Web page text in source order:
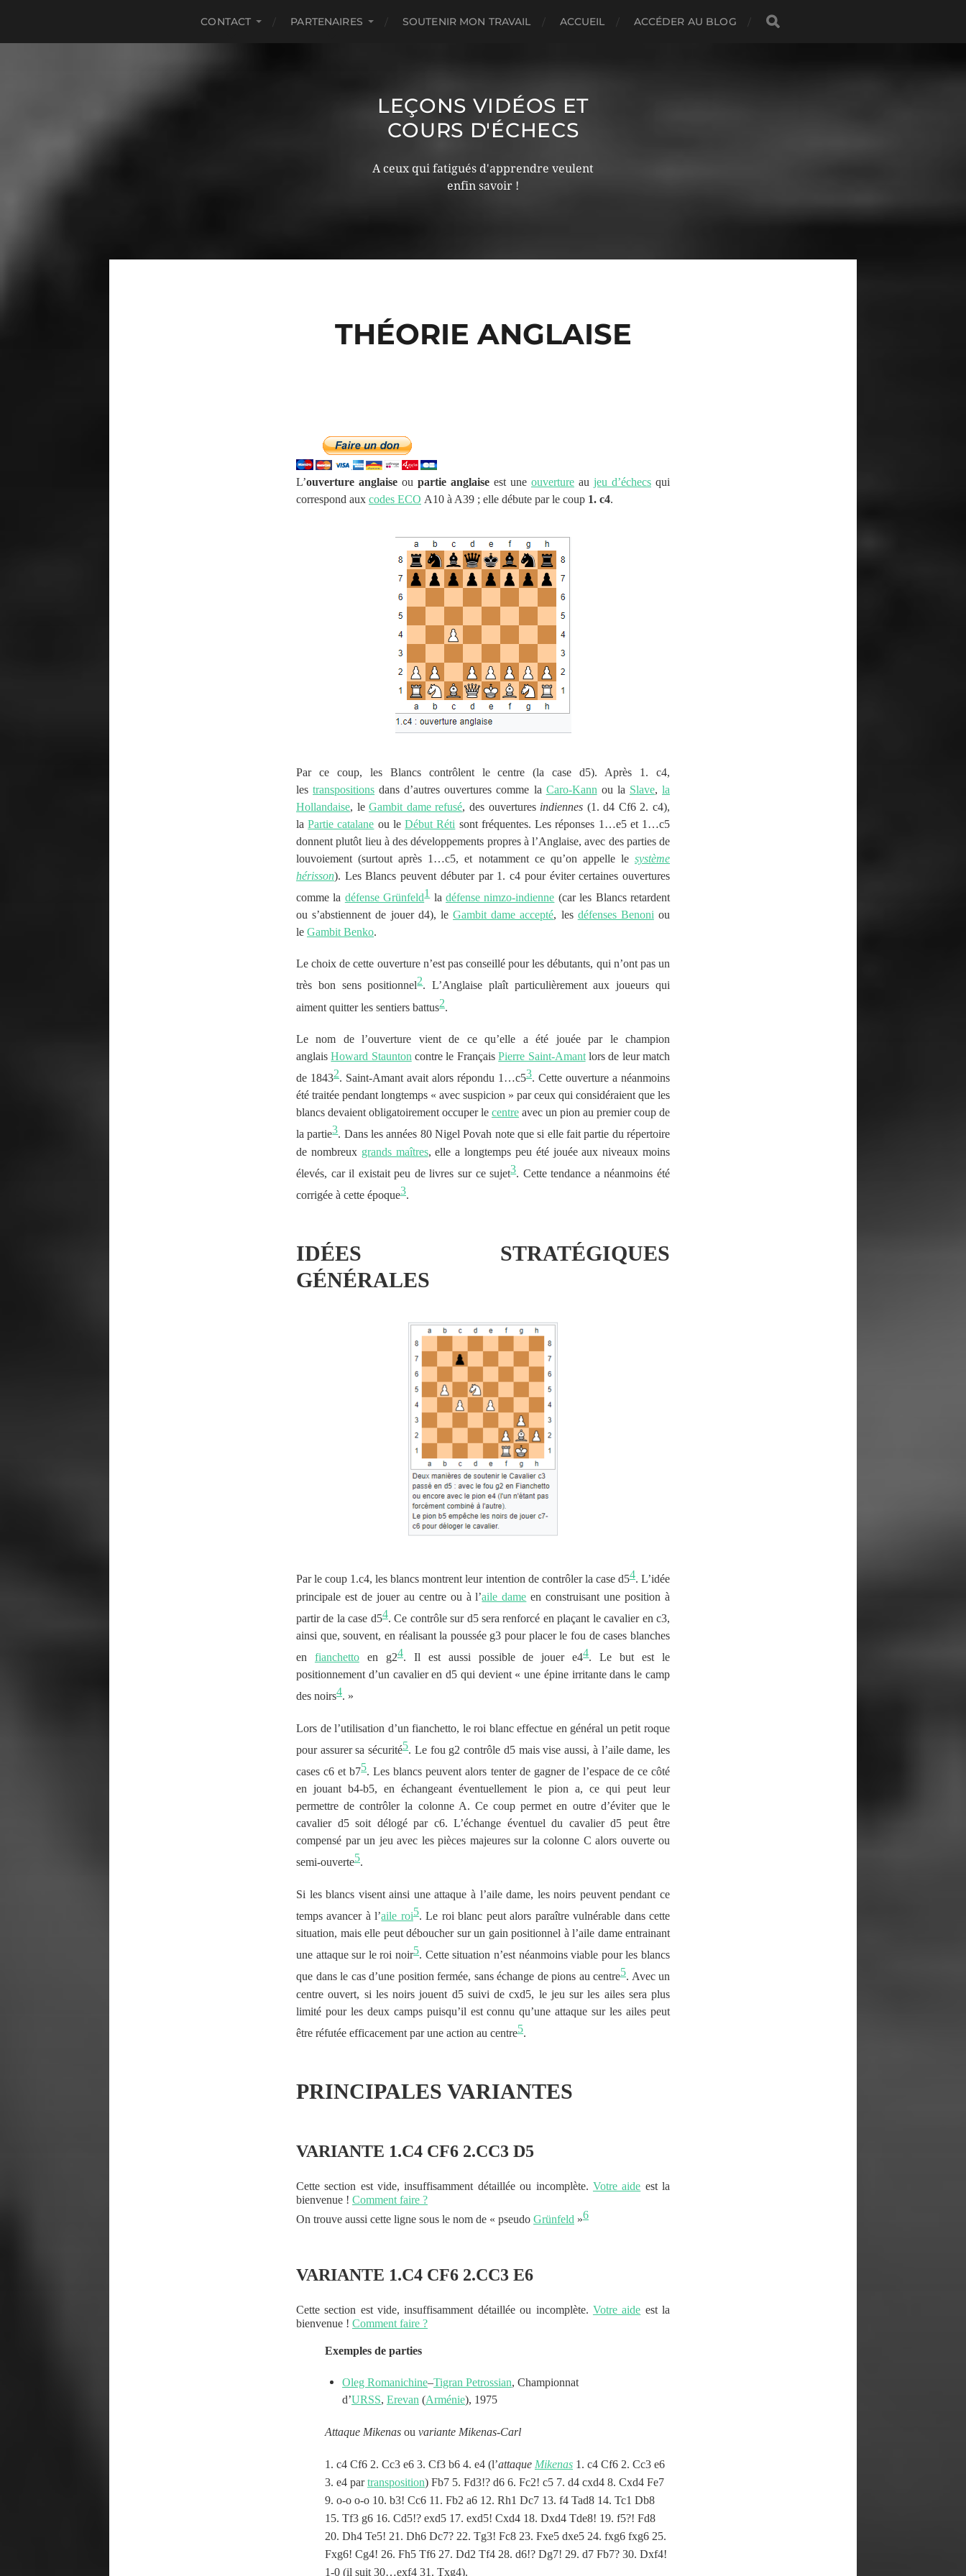
CONTACT PARTENAIRES SOUTENIR MON TRAVAIL ACCUEIL ACCÉDER AU BLOG
LEÇONS VIDÉOS ET
COURS D'ÉCHECS
A ceux qui fatigués d'apprendre veulent
enfin savoir !
THÉORIE ANGLAISE
L’ouverture anglaise ou partie anglaise est une ouverture au jeu d’échecs qui
correspond aux codes ECO A10 à A39 ; elle débute par le coup 1. c4.
Par ce coup, les Blancs contrôlent le centre (la case d5). Après 1. c4,
lestranspositions dans d’autres ouvertures comme la Caro-Kann ou la Slave,la
Hollandaise, leGambit dame refusé, des ouvertures indiennes (1. d4 Cf6 2. c4),
laPartie catalane ou leDébut Réti sont fréquentes. Les réponses 1…e5 et 1…c5
donnent plutôt lieu à des développements propres à l’Anglaise, avec des parties de
louvoiement (surtout après 1…c5, et notamment ce qu’on appelle le système
hérisson). Les Blancs peuvent débuter par 1. c4 pour éviter certaines ouvertures
comme la défense Grünfeld1ladéfense nimzo-indienne (car les Blancs retardent
ou s’abstiennent de jouer d4), le Gambit dame accepté, les défenses Benoni ou
le Gambit Benko.
Le choix de cette ouverture n’est pas conseillé pour les débutants, qui n’ont pas un
très bon sens positionnel2. L’Anglaise plaît particulièrement aux joueurs qui
aiment quitter les sentiers battus2.
Le nom de l’ouverture vient de ce qu’elle a été jouée par le champion
anglaisHoward Staunton contre le FrançaisPierre Saint-Amantlors de leur match
de 18432. Saint-Amant avait alors répondu 1…c53. Cette ouverture a néanmoins
été traitée pendant longtemps « avec suspicion » par ceux qui considéraient que les
blancs devaient obligatoirement occuper le centre avec un pion au premier coup de
la partie3. Dans les années 80 Nigel Povah note que si elle fait partie du répertoire
de nombreux grands maîtres, elle a longtemps peu été jouée aux niveaux moins
élevés, car il existait peu de livres sur ce sujet3. Cette tendance a néanmoins été
corrigée à cette époque3.
IDÉES STRATÉGIQUES
GÉNÉRALES
Par le coup 1.c4, les blancs montrent leur intention de contrôler la case d54. L’idée
principale est de jouer au centre ou à l’aile dame en construisant une position à
partir de la case d54. Ce contrôle sur d5 sera renforcé en plaçant le cavalier en c3,
ainsi que, souvent, en réalisant la poussée g3 pour placer le fou de cases blanches
en fianchettoen g24. Il est aussi possible de jouer e44. Le but est le
positionnement d’un cavalier en d5 qui devient « une épine irritante dans le camp
des noirs4. »
Lors de l’utilisation d’un fianchetto, le roi blanc effectue en général un petit roque
pour assurer sa sécurité5. Le fou g2 contrôle d5 mais vise aussi, à l’aile dame, les
cases c6 et b75. Les blancs peuvent alors tenter de gagner de l’espace de ce côté
en jouant b4-b5, en échangeant éventuellement le pion a, ce qui peut leur
permettre de contrôler la colonne A. Ce coup permet en outre d’éviter que le
cavalier d5 soit délogé par c6. L’échange éventuel du cavalier d5 peut être
compensé par un jeu avec les pièces majeures sur la colonne C alors ouverte ou
semi-ouverte5.
Si les blancs visent ainsi une attaque à l’aile dame, les noirs peuvent pendant ce
temps avancer à l’aile roi5. Le roi blanc peut alors paraître vulnérable dans cette
situation, mais elle peut déboucher sur un gain positionnel à l’aile dame entrainant
une attaque sur le roi noir5. Cette situation n’est néanmoins viable pour les blancs
que dans le cas d’une position fermée, sans échange de pions au centre5. Avec un
centre ouvert, si les noirs jouent d5 suivi de cxd5, le jeu sur les ailes sera plus
limité pour les deux camps puisqu’il est connu qu’une attaque sur les ailes peut
être réfutée efficacement par une action au centre5.
PRINCIPALES VARIANTES
VARIANTE 1.C4 CF6 2.CC3 D5
Cette section est vide, insuffisamment détaillée ou incomplète. Votre aide est la
bienvenue ! Comment faire ?
On trouve aussi cette ligne sous le nom de « pseudo Grünfeld »6
VARIANTE 1.C4 CF6 2.CC3 E6
Cette section est vide, insuffisamment détaillée ou incomplète. Votre aide est la
bienvenue ! Comment faire ?
Exemples de parties
Oleg Romanichine–Tigran Petrossian, Championnat
d’URSS, Erevan (Arménie), 1975
Attaque Mikenas ou variante Mikenas-Carl
1. c4 Cf6 2. Cc3 e6 3. Cf3 b6 4. e4 (l’attaque Mikenas 1. c4 Cf6 2. Cc3 e6
3. e4 partransposition) Fb7 5. Fd3!? d6 6. Fc2! c5 7. d4 cxd4 8. Cxd4 Fe7
9. o-o o-o 10. b3! Cc6 11. Fb2 a6 12. Rh1 Dc7 13. f4 Tad8 14. Tc1 Db8
15. Tf3 g6 16. Cd5!? exd5 17. exd5! Cxd4 18. Dxd4 Tde8! 19. f5?! Fd8
20. Dh4 Te5! 21. Dh6 Dc7? 22. Tg3! Fc8 23. Fxe5 dxe5 24. fxg6 fxg6 25.
Fxg6! Cg4! 26. Fh5 Tf6 27. Dd2 Tf4 28. d6!? Dg7! 29. d7 Fb7? 30. Dxf4!
1-0 (il suit 30…exf4 31. Txg4).